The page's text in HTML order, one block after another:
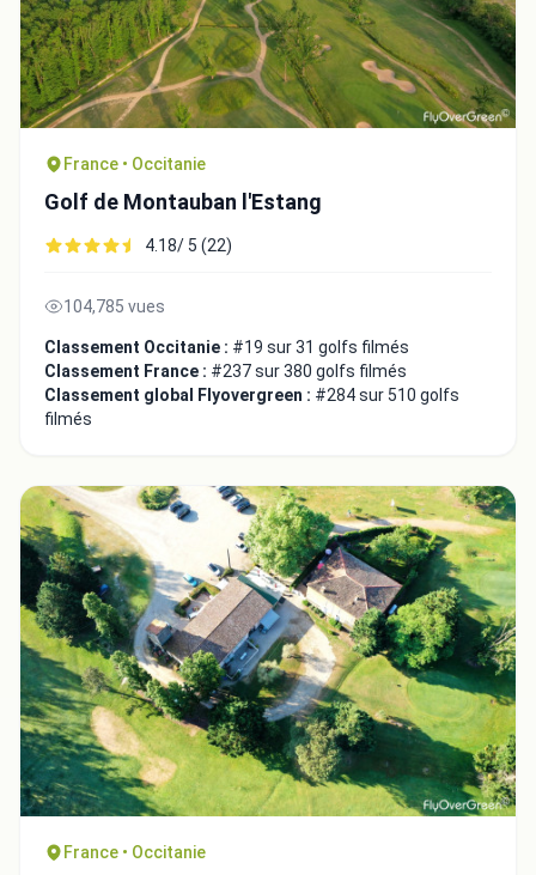
France • Occitanie
Golf de Montauban l'Estang
4.18/ 5 (22)
104,785 vues
Classement Occitanie : #19 sur 31 golfs filmés
Classement France : #237 sur 380 golfs filmés
Classement global Flyovergreen : #284 sur 510 golfs
filmés
France • Occitanie